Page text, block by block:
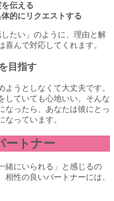
を伝える
体的にリクエストする
したい」のように、理由と解
んで対応してくれます。
目指す
うとしなくて大丈夫です。
していても心地いい。そんな
なったら、あなたは彼にとっ
なっています。
ートナー
緒にいられる」と感じるの
性の良いパートナーには、